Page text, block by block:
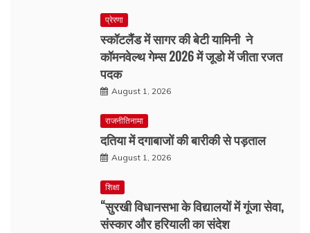
प्रेरणा
स्कॉटलैंड में सागर की बेटी यामिनी ने
कॉमनवेल्थ गेम्स 2026 में जूडो में जीता रजत
पदक
August 1, 2026
राजनीतिनामा
दतिया में दगाबाजों की बारीकी से पड़ताल
August 1, 2026
शिक्षा
“सुरखी विधानसभा के विद्यालयों में गूंजा सेवा,
संस्कार और हरियाली का संदेश